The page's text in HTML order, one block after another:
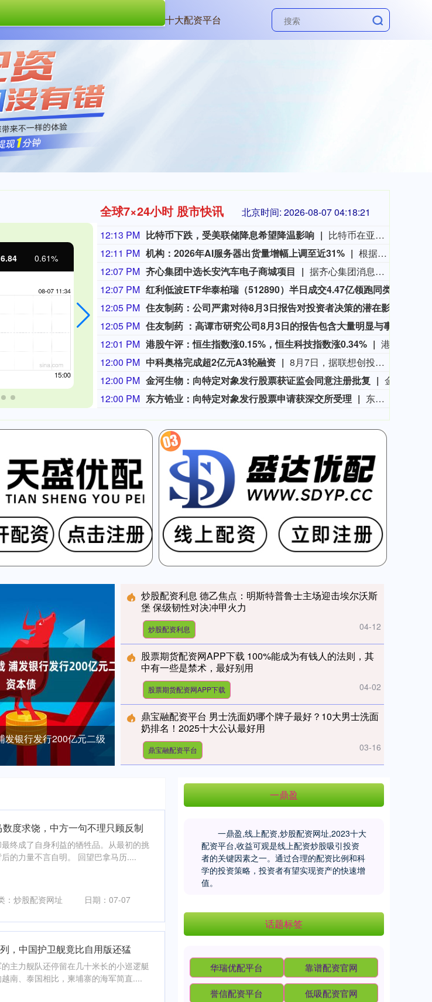
炒股配资网址 2023十大配资平台
6.84 0.61% 创业板指 3577.20 61.64 1.75% 基金指数
全球7×24小时 股市快讯 北京时间: 2026-08-07 04:18:22
12:13 PM 比特币下跌，受美联储降息希望降温影响
比特币在亚洲交易时段下跌。Novaque Research的分析师表示，对美联储降息的预期降温以及对美国通胀的持续担忧，继续拖累对加密资产的需求。与此同时，随着更多杠杆交易员押注长期收益，同时新增比特币供应进入市场，比特币可能面临更多抛售压力。Novaque补充说，如果价格未能上涨，这些交易员可能被迫去杠杆化，这可能会引发另一波抛售。比特币下跌0.2%，报64,253.50美元。
12:11 PM 机构：2026年AI服务器出货量增幅上调至近31%
根据TrendForce集邦咨询最新AI服务器产业研究，在AI基础建设需求高涨的背景下，2026年全球九大云端服务供应商（CSP）总资本支出预估将同比增长约90%。近期超大型CSP、Tier-2数据中心业者对NVIDIA（英伟达）GB/VR等整柜式AI服务器方案的采购意愿明显提高，而且Google（谷歌）、AWS（亚马逊云科技）新一代ASIC平台于2026年下半年陆续放量，加上中系业者扩大采用本土AI方案以满足云端大语言模型（LLM）AI需求，促使TrendForce集邦咨询上调2026年AI服务器出货年成长幅度，从原先的28%更新为近31%。
12:07 PM 齐心集团中选长安汽车电子商城项目
据齐心集团消息，近日，齐心集团中选长安汽车电子商城项目。公司将依托一站式政企数字化采购服务平台，提供成熟完善的采购全流程配套服务，助力头部整车制造企业采购管理数智化升级。
12:07 PM
12:05 PM
12:05 PM
12:01 PM 港股午评：恒生指数涨0.15%，恒生科技指数涨0.34%
12:00 PM 中科奥格完成超2亿元A3轮融资
8月7日，据联想创投消息，中国异种移植领域的企业成都中科奥格生物科技有限公司于2026年8月宣布完成超2亿元A3轮融资。本轮融资由中科创星领投，联想创投、牧原集团、威高血净、华立集团、华方资本、成都科创投跟投，老股东贝达基金、光合创投持续加注。凯乘资本担任独家财务顾问。本轮资金将主要用于异种移植产品的临床试验申报与推进、DPF级医用供体猪产能扩建、产业基地建设及新一代多基因编辑供体猪开发。
12:00 PM 金河生物：向特定对象发行股票获证监会同意注册批复
12:00 PM 东方锆业：向特定对象发行股票申请获深交所受理 东方锆业公告，公司于近日收到深圳证券交易所出具的《关于受理广东东方锆业科技股份有限公司向特定对象发行股票申请文件的通知》，深交所对公司报送的申请文件进行了核对，认为申请文件齐备，决定予以受理。本次发行尚需通过深交所审核及获得中国证监会同意注册的批复后方可实施，最终能否通过及时间尚存在不确定性。
发银行发行200亿元二级
炒股配资利息 德乙焦点：明斯特普鲁士主场迎击埃尔沃斯
堡 保级韧性对决冲甲火力
炒股配资利息 04-12
股票期货配资网APP下载 100%能成为有钱人的法则，其
中有一些是禁术，最好别用
股票期货配资网APP下载 04-02
鼎宝融配资平台 男士洗面奶哪个牌子最好？10大男士洗面
奶排名！2025十大公认最好用
鼎宝融配资平台 03-16
度求饶，中方一句不理只顾反制
终成了自身利益的牺牲品。从最初的挑
的力量不言自明。 回望巴拿马历....
：炒股配资网址 日期：07-07
，中国护卫舰竟比自用版还猛
主力舰队还停留在几十米长的小巡逻艇
南、泰国相比，柬埔寨的海军简直....
一鼎盈
一鼎盈,线上配资,炒股配资网址,2023十大
配资平台,收益可观是线上配资炒股吸引投资
者的关键因素之一。通过合理的配资比例和科
学的投资策略，投资者有望实现资产的快速增
值。
话题标签
华瑞优配平台 靠谱配资官网
誉信配资平台 低吸配资官网